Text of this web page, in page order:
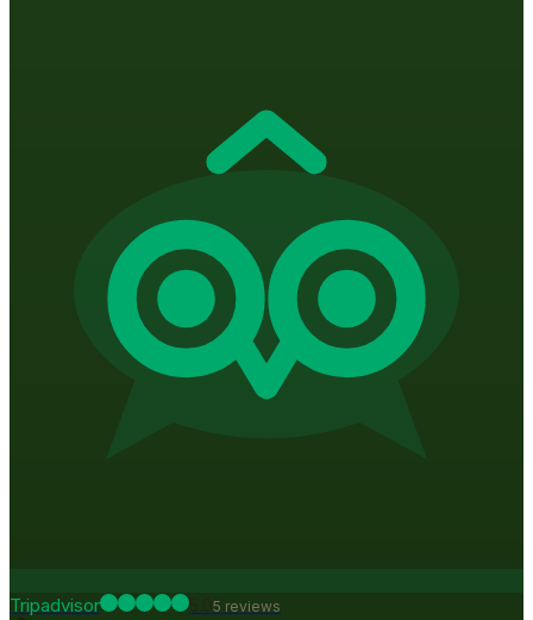
Tripadvisor 5 reviews